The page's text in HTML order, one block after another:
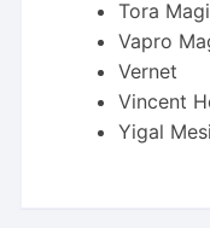
Tora
Vapro
Vernet
Vincent
Yigal